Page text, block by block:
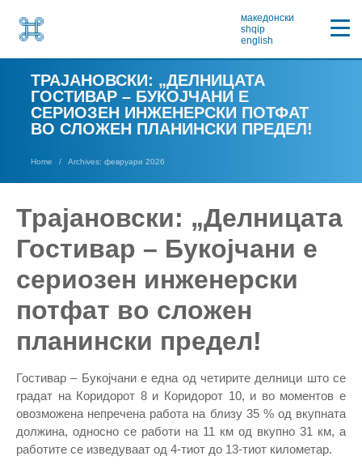
македонски
shqip
english
ТРАЈАНОВСКИ: „ДЕЛНИЦАТА
ГОСТИВАР – БУКОЈЧАНИ Е
СЕРИОЗЕН ИНЖЕНЕРСКИ ПОТФАТ
ВО СЛОЖЕН ПЛАНИНСКИ ПРЕДЕЛ!
Home Archives: февруари 2026
Трајановски: „Делницата
Гостивар – Букојчани е
сериозен инженерски
потфат во сложен
планински предел!
Гостивар – Букојчани е една од четирите делници што се
градат на Коридорот 8 и Коридорот 10, и во моментов е
овозможена непречена работа на близу 35 % од вкупната
должина, односно се работи на 11 км од вкупно 31 км, а
работите се изведуваат од 4-тиот до 13-тиот километар.